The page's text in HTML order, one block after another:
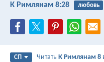
К Римлянам 8:28 любовь
СП ЧитатьК Римлянам 8